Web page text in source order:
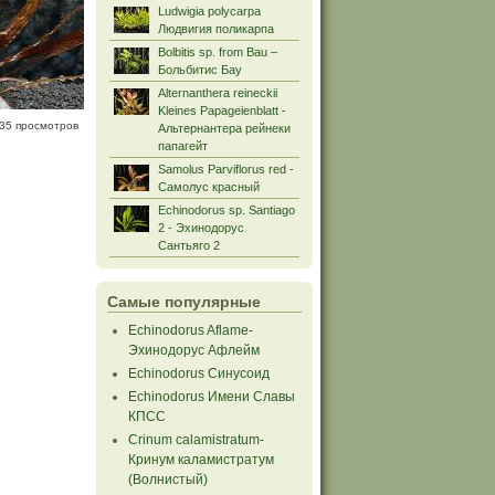
просмотров
Ludwigia polycarpa
Людвигия поликарпа
Bolbitis sp. from Bau –
Больбитис Бау
Alternanthera reineckii
Kleines Papageienblatt -
Альтернантера рейнеки
папагейт
Samolus Parviflorus red -
Самолус красный
Echinodorus sp. Santiago
2 - Эхинодорус
Сантьяго 2
Самые популярные
Echinodorus Aflame-
Эхинодорус Афлейм
Echinodorus Синусоид
Echinodorus Имени Славы
КПСС
Crinum calamistratum-
Кринум каламистратум
(Волнистый)